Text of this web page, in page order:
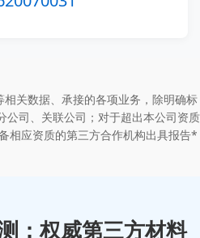
关数据、承接的各项业务，除明确标
公司、关联公司；对于超出本公司资质
相应资质的第三方合作机构出具报告*
：权威第三方材料